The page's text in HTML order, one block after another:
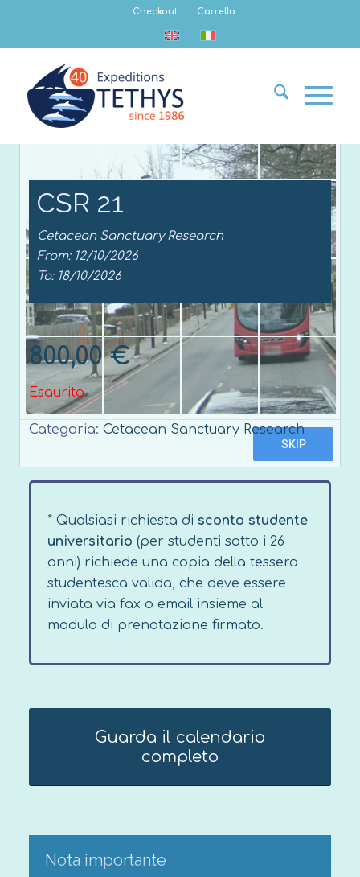
Checkout Carrello
CSR 21
Cetacean Sanctuary Research
From: 12/10/2026
To: 18/10/2026
800,00€
Esaurito
Categoria: Cetacean Sanctuary Research
* Qualsiasi richiesta di sconto studente
universitario (per studenti sotto i 26
anni) richiede una copia della tessera
studentesca valida, che deve essere
inviata via fax o email insieme al
modulo di prenotazione firmato.
Guarda il calendario
completo
Nota importante